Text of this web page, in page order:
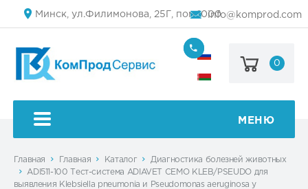
Минск, ул.Филимонова, 25Г, пом.1000info@komprod.com
(499)
444-
50
0
МЕНЮ
Главная Главная Каталог
Диагностика болезней животных
ADI511-100 Тест-система ADIAVET CEMO KLEB/PSEUDO для
выявления Klebsiella pneumonia и Pseudomonas aeruginosa у